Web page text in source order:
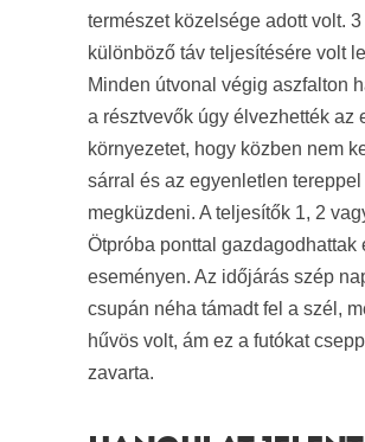
természet közelsége adott volt. 3
különböző táv teljesítésére volt
Minden útvonal végig aszfalton
a résztvevők úgy élvezhették az
környezetet, hogy közben nem
sárral és az egyenletlen tereppel
megküzdeni. A teljesítők 1, 2
Ötpróba ponttal gazdagodhattak
eseményen. Az időjárás szép
csupán néha támadt fel a szél,
hűvös volt, ám ez a futókat
zavarta.